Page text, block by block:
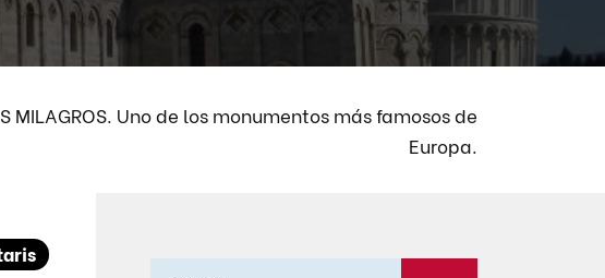
MILAGROS. Uno de los monumentos más famosos de
Europa.